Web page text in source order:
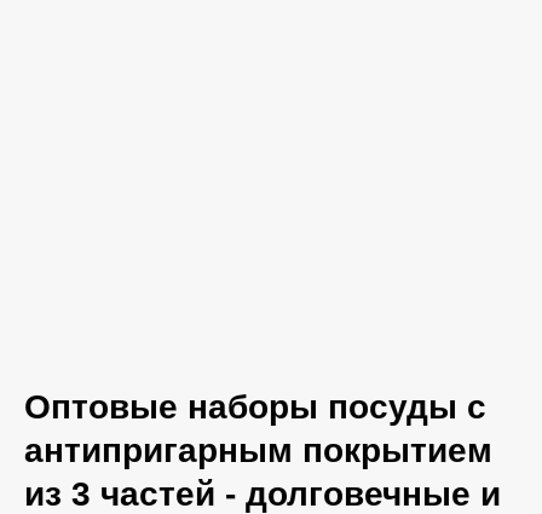
Оптовые наборы посуды с
антипригарным покрытием
из 3 частей - долговечные и